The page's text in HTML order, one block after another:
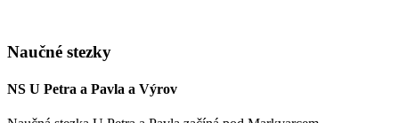
Naučné stezky
NS U Petra a Pavla a Výrov